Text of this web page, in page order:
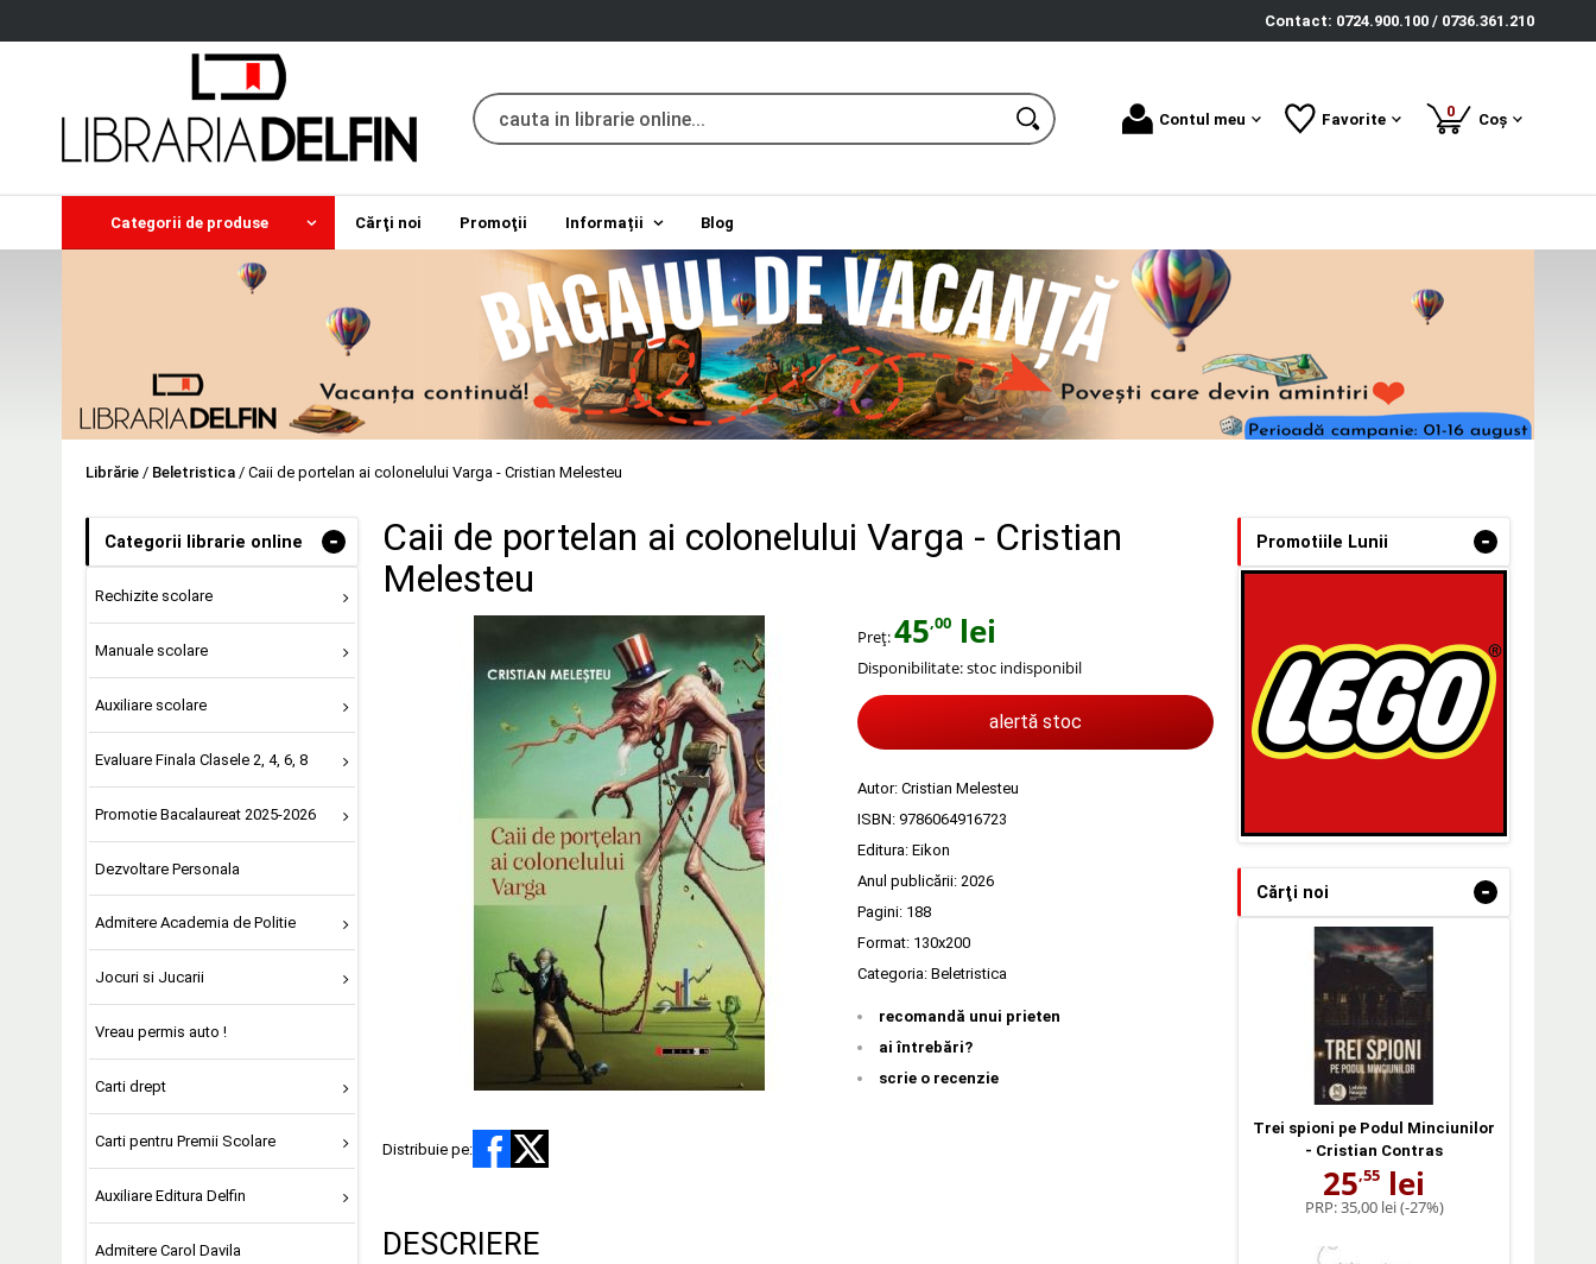
Contact: 0724.900.100 / 0736.361.210
Contul meu Favorite 0produse
Coș
Categorii de produse Cărţi noi Promoţii Informații Blog
Librărie / Beletristica / Caii de portelan ai colonelului Varga - Cristian Melesteu
Categorii librarie online -
Rechizite scolare
Manuale scolare
Auxiliare scolare
Evaluare Finala Clasele 2, 4, 6, 8
Promotie Bacalaureat 2025-2026
Dezvoltare Personala
Admitere Academia de Politie
Jocuri si Jucarii
Vreau permis auto !
Carti drept
Carti pentru Premii Scolare
Auxiliare Editura Delfin
Admitere Carol Davila
Caii de portelan ai colonelului Varga - Cristian
Melesteu
Preț:45,00 lei
Disponibilitate:stoc indisponibil
alertă stoc
Autor: Cristian Melesteu
ISBN: 9786064916723
Editura: Eikon
Anul publicării: 2026
Pagini: 188
Format: 130x200
Categoria: Beletristica
recomandă unui prieten
ai întrebări?
scrie o recenzie
Distribuie pe:
DESCRIERE
Promotiile Lunii -
Cărţi noi -
Trei spioni pe Podul Minciunilor
- Cristian Contras
25,55 lei
PRP:35,00 lei(-27%)